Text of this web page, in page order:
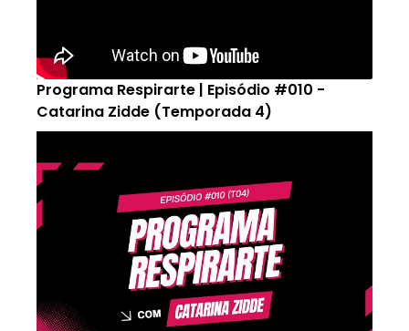
Programa Respirarte | Episódio #010 -
Catarina Zidde (Temporada 4)